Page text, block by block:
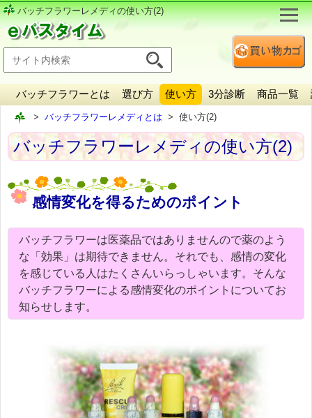
バッチフラワーレメディの使い方(2)
バッチフラワーとは 選び方 使い方 3分診断 商品一覧
バッチフラワーレメディとは 使い方(2)
バッチフラワーレメディの使い方(2)
感情変化を得るためのポイント
バッチフラワーは医薬品ではありませんので薬のよう
な「効果」は期待できません。それでも、感情の変化
を感じている人はたくさんいらっしゃいます。そんな
バッチフラワーによる感情変化のポイントについてお
知らせします。